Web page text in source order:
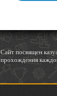
Cайт посвящен
прохождения